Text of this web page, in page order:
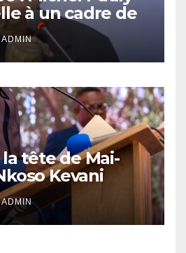
à un cadre de
avant la tenue
inclusif
ADMIN
tête de Mai-
Kevani
bilan et fait de la
ADMIN